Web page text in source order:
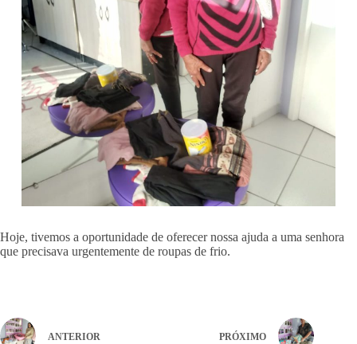
Hoje, tivemos a oportunidade de oferecer nossa ajuda a uma senhora
que precisava urgentemente de roupas de frio.
ANTERIOR PRÓXIMO